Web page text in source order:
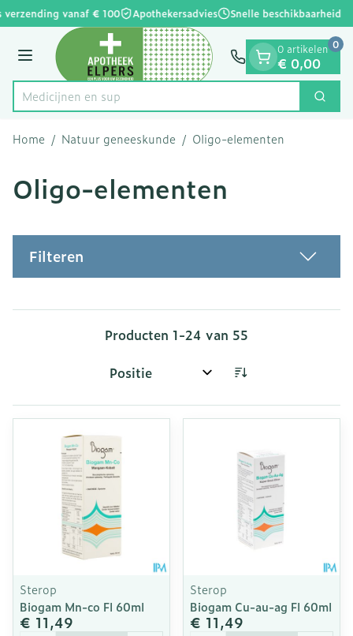
Ga naar de inhoud
1 van 1vanaf € 100 Apothekersadvies Snelle beschikbaarheid
Menu
Product, merk, categorie... Zoek
0 artikelen
€ 0,00
0
Home / Natuur geneeskunde / Oligo-elementen
Oligo-elementen
Filteren
Producten 1-24 van 55
Sorteer op:
Sterop
Biogam Mn-co Fl 60ml
€ 11,49
Sterop
Biogam Cu-au-ag Fl 60ml
€ 11,49